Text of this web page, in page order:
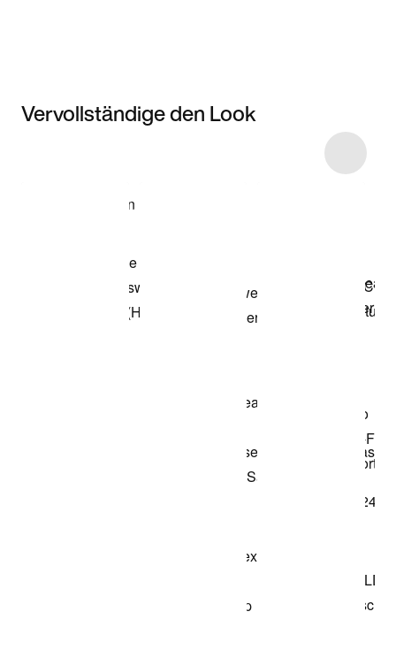
Vervollständige den Look
Modell anzeigen